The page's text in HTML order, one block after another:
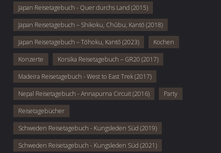
Japan Reisetagebuch - Quer durchs Land (2015)
Japan Reisetagebuch – Shikoku, Chūbu, Kantō (2018)
Japan Reisetagebuch – Tōhoku, Kantō (2023) Kochen
Konzerte Korsika Reisetagebuch – GR20 (2017)
Madeira Reisetagebuch - West to East Trek (2017)
Nepal Reisetagebuch - Annapurna Circuit (2016) Party
Reisetagebücher
Schweden Reisetagebuch - Kungsleden Süd (2019)
Schweden Reisetagebuch - Kungsleden Süd (2021)